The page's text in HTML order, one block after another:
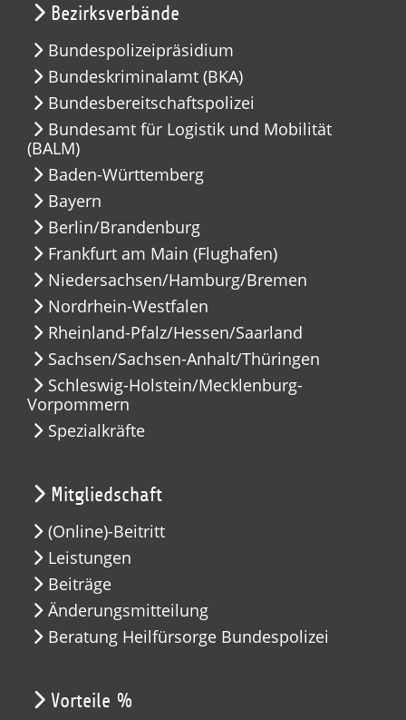
Bezirksverbände
Bundespolizeipräsidium
Bundeskriminalamt (BKA)
Bundesbereitschaftspolizei
Bundesamt für Logistik und Mobilität
(BALM)
Baden-Württemberg
Bayern
Berlin/Brandenburg
Frankfurt am Main (Flughafen)
Niedersachsen/Hamburg/Bremen
Nordrhein-Westfalen
Rheinland-Pfalz/Hessen/Saarland
Sachsen/Sachsen-Anhalt/Thüringen
Schleswig-Holstein/Mecklenburg-
Vorpommern
Spezialkräfte
Mitgliedschaft
(Online)-Beitritt
Leistungen
Beiträge
Änderungsmitteilung
Beratung Heilfürsorge Bundespolizei
Vorteile %